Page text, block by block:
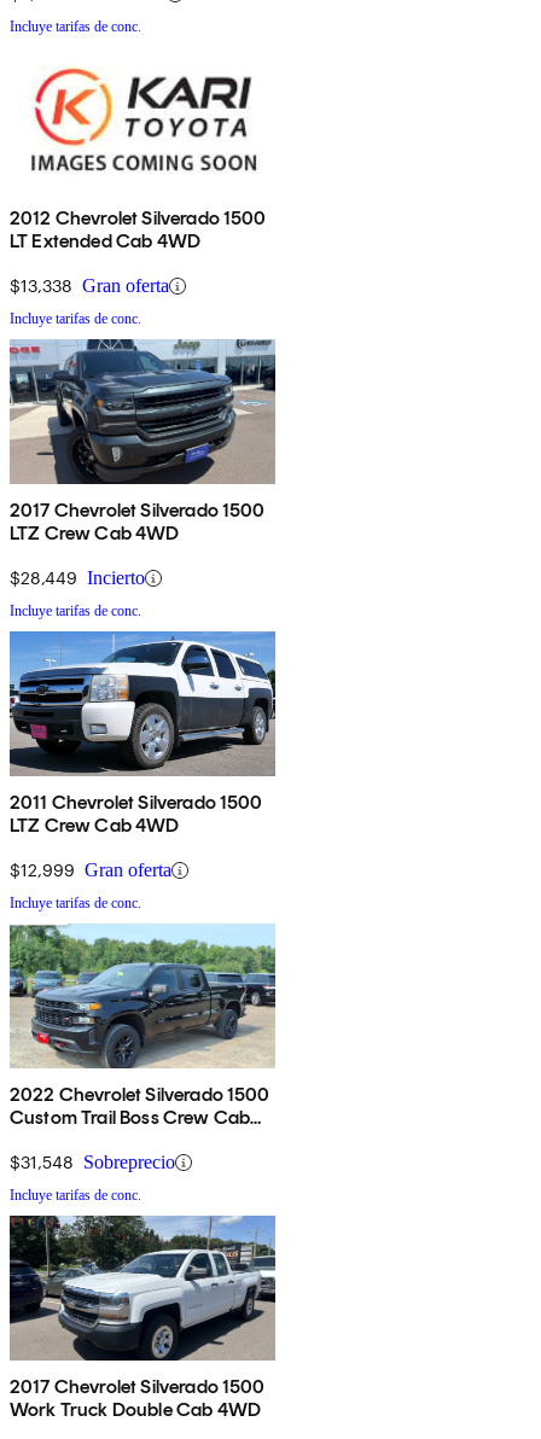
Incluye tarifas de conc.
2012 Chevrolet Silverado 1500
LT Extended Cab 4WD
$13,338 Gran oferta
Incluye tarifas de conc.
2017 Chevrolet Silverado 1500
LTZ Crew Cab 4WD
$28,449 Incierto
Incluye tarifas de conc.
2011 Chevrolet Silverado 1500
LTZ Crew Cab 4WD
$12,999 Gran oferta
Incluye tarifas de conc.
2022 Chevrolet Silverado 1500
Custom Trail Boss Crew Cab
$31,548 Sobreprecio
Incluye tarifas de conc.
2017 Chevrolet Silverado 1500
Work Truck Double Cab 4WD